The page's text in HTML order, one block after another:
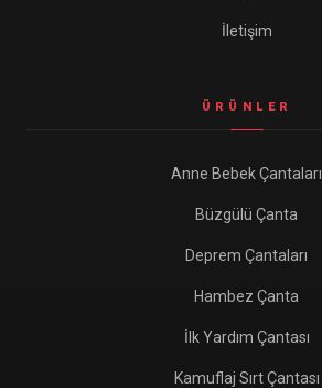
İletişim
ÜRÜNLER
Anne Bebek Çantaları
Büzgülü Çanta
Deprem Çantaları
Hambez Çanta
İlk Yardım Çantası
Kamuflaj Sırt Çantası